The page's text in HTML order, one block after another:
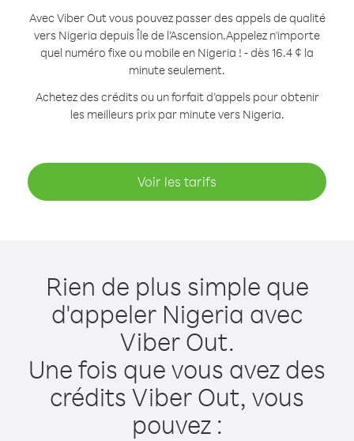
Avec Viber Out vous pouvez passer des appels de qualité
vers Nigeria depuis Île de l’Ascension.Appelez n'importe
quel numéro fixe ou mobile en Nigeria ! - dès 16.4 ¢ la
minute seulement.
Achetez des crédits ou un forfait d’appels pour obtenir
les meilleurs prix par minute vers Nigeria.
Voir les tarifs
Rien de plus simple que
d'appeler Nigeria avec
Viber Out.
Une fois que vous avez des
crédits Viber Out, vous
pouvez :